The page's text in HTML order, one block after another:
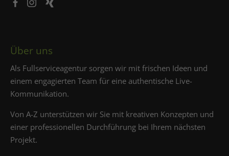
Über uns
Als Fullserviceagentur sorgen wir mit frischen Ideen und
einem engagierten Team für eine authentische Live-
Kommunikation.
Von A-Z unterstützen wir Sie mit kreativen Konzepten und
einer professionellen Durchführung bei Ihrem nächsten
Projekt.